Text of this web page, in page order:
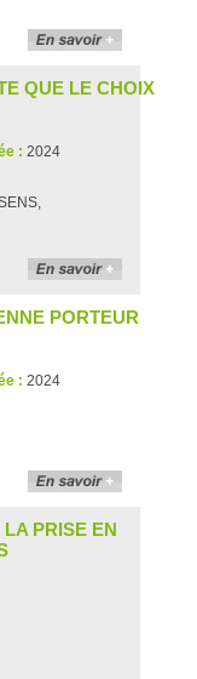
QUE LE CHOIX
: 2024
PORTEUR
: 2024
PRISE EN